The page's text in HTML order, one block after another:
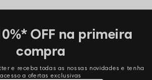
OFF na primeira
compra
e receba todas as nossas novidades e tenha
acesso a ofertas exclusivas